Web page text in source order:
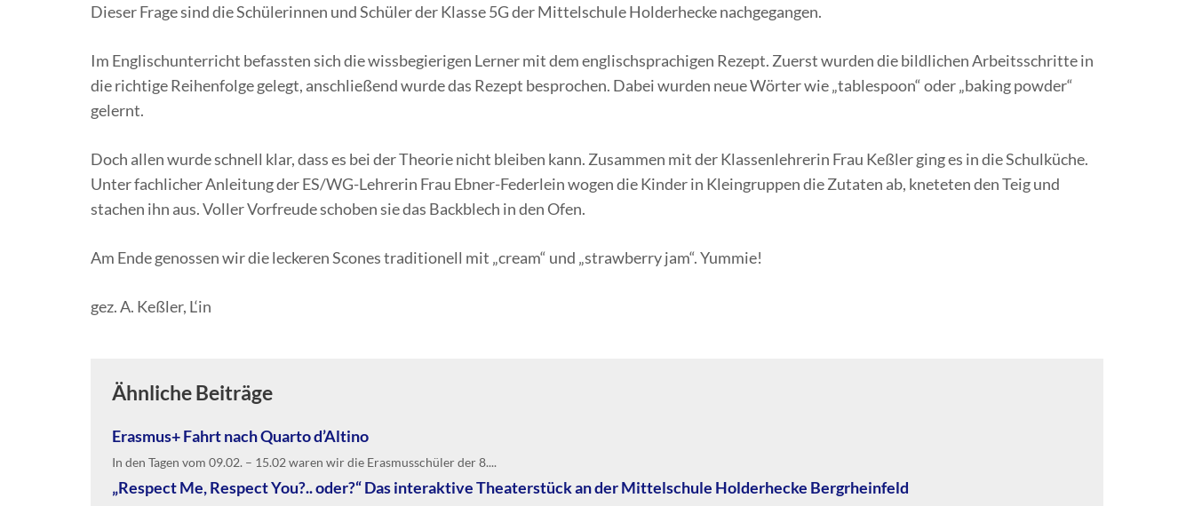
Dieser Frage sind die Schülerinnen und Schüler der Klasse 5G der Mittelschule Holderhecke nachgegangen.
Im Englischunterricht befassten sich die wissbegierigen Lerner mit dem englischsprachigen Rezept. Zuerst wurden die bildlichen Arbeitsschritte in
die richtige Reihenfolge gelegt, anschließend wurde das Rezept besprochen. Dabei wurden neue Wörter wie „tablespoon“ oder „baking powder“
gelernt.
Doch allen wurde schnell klar, dass es bei der Theorie nicht bleiben kann. Zusammen mit der Klassenlehrerin Frau Keßler ging es in die Schulküche.
Unter fachlicher Anleitung der ES/WG-Lehrerin Frau Ebner-Federlein wogen die Kinder in Kleingruppen die Zutaten ab, kneteten den Teig und
stachen ihn aus. Voller Vorfreude schoben sie das Backblech in den Ofen.
Am Ende genossen wir die leckeren Scones traditionell mit „cream“ und „strawberry jam“. Yummie!
gez. A. Keßler, L‘in
Ähnliche Beiträge
Erasmus+ Fahrt nach Quarto d’Altino
In den Tagen vom 09.02. – 15.02 waren wir die Erasmusschüler der 8....
„Respect Me, Respect You?.. oder?“ Das interaktive Theaterstück an der Mittelschule Holderhecke Bergrheinfeld